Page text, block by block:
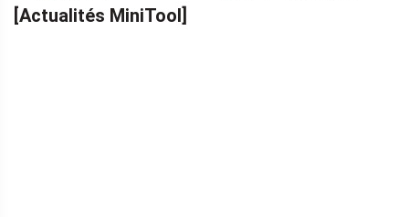
[Actualités MiniTool]